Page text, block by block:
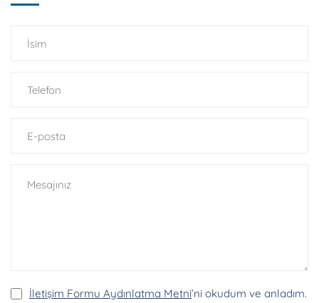
İletişim Formu Aydınlatma Metni’ni okudum ve anladım.